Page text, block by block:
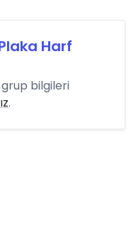
Harf
bilgileri
.